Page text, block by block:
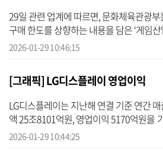
29일 관련 업계에 따르면, 문화체육관광
구매 한도를 상향하는 내용을 담은 ‘게임
산업법) 시행령’ 개정안이 국무회의를 통과
2026-01-29 10:46:15
[그래픽] LG디스플레이 영업이익
LG디스플레이는 지난해 연결 기준 연간
액 25조8101억원, 영업이익 5170억원을
했다고 28일 밝혔다. 전년 동기 대비 매출액
2026-01-29 10:44:25